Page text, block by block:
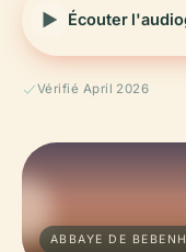
Écouter
Vérifié April 2026
ABBAYE DE